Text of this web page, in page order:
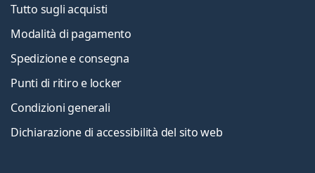
Tutto sugli acquisti
Modalità di pagamento
Spedizione e consegna
Punti di ritiro e locker
Condizioni generali
Dichiarazione di accessibilità del sito web